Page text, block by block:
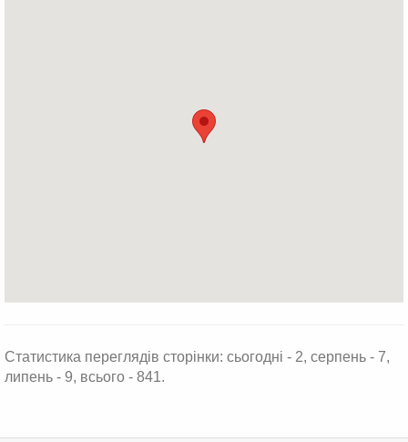
Статистика переглядів сторінки: сьогодні - 2, серпень - 7,
липень - 9, всього - 841.